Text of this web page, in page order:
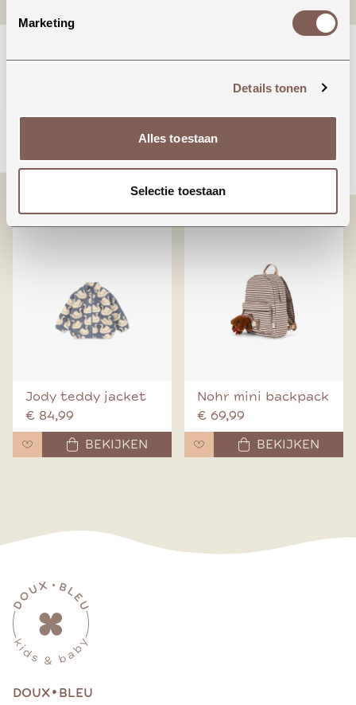
Marketing
Details tonen
Alles toestaan
Selectie toestaan
€ 24,99
BEKIJKEN
€ 70,00
Jody teddy jacket
€ 84,99
BEKIJKEN
Nohr mini backpack
€ 69,99
BEKIJKEN
DOUX• BLEU